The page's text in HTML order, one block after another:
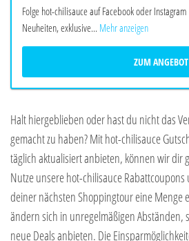
Folge hot-chilisauce auf Facebook oder
Neuheiten, exklusive... Mehr anzeigen
ZUM ANGEBOT
Halt hiergeblieben oder hast du nicht das
gemacht zu haben? Mit hot-chilisauce
täglich aktualisiert anbieten, können wir dir
Nutze unsere hot-chilisauce
deiner nächsten Shoppingtour eine Menge
ändern sich in unregelmäßigen Abständen,
neue Deals anbieten. Die